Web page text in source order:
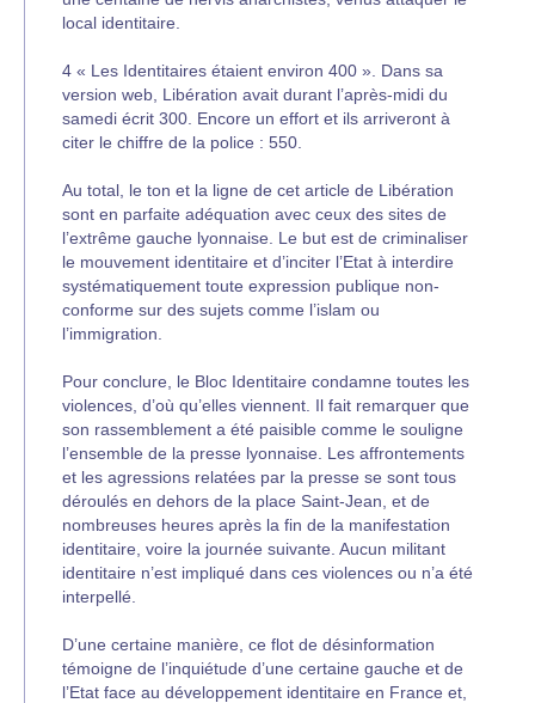
local identitaire.
4 « Les Identitaires étaient environ 400 ». Dans sa
version web, Libération avait durant l’après-midi du
samedi écrit 300. Encore un effort et ils arriveront à
citer le chiffre de la police : 550.
Au total, le ton et la ligne de cet article de Libération
sont en parfaite adéquation avec ceux des sites de
l’extrême gauche lyonnaise. Le but est de criminaliser
le mouvement identitaire et d’inciter l’Etat à interdire
systématiquement toute expression publique non-
conforme sur des sujets comme l’islam ou
l’immigration.
Pour conclure, le Bloc Identitaire condamne toutes les
violences, d’où qu’elles viennent. Il fait remarquer que
son rassemblement a été paisible comme le souligne
l’ensemble de la presse lyonnaise. Les affrontements
et les agressions relatées par la presse se sont tous
déroulés en dehors de la place Saint-Jean, et de
nombreuses heures après la fin de la manifestation
identitaire, voire la journée suivante. Aucun militant
identitaire n’est impliqué dans ces violences ou n’a été
interpellé.
D’une certaine manière, ce flot de désinformation
témoigne de l’inquiétude d’une certaine gauche et de
l’Etat face au développement identitaire en France et,